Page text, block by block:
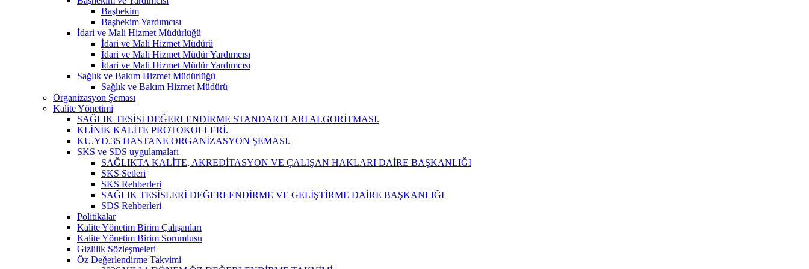
Başhekim
Başhekim Yardımcısı
İdari ve Mali Hizmet Müdürlüğü
İdari ve Mali Hizmet Müdürü
İdari ve Mali Hizmet Müdür Yardımcısı
İdari ve Mali Hizmet Müdür Yardımcısı
Sağlık ve Bakım Hizmet Müdürlüğü
Sağlık ve Bakım Hizmet Müdürü
Organizasyon Şeması
Kalite Yönetimi
SAĞLIK TESİSİ DEĞERLENDİRME STANDARTLARI ALGORİTMASI.
KLİNİK KALİTE PROTOKOLLERİ.
KU.YD.35 HASTANE ORGANİZASYON ŞEMASI.
SKS ve SDS uygulamaları
SAĞLIKTA KALİTE, AKREDİTASYON VE ÇALIŞAN HAKLARI DAİRE BAŞKANLIĞI
SKS Setleri
SKS Rehberleri
SAĞLIK TESİSLERİ DEĞERLENDİRME VE GELİŞTİRME DAİRE BAŞKANLIĞI
SDS Rehberleri
Politikalar
Kalite Yönetim Birim Çalışanları
Kalite Yönetim Birim Sorumlusu
Gizlilik Sözleşmeleri
Öz Değerlendirme Takvimi